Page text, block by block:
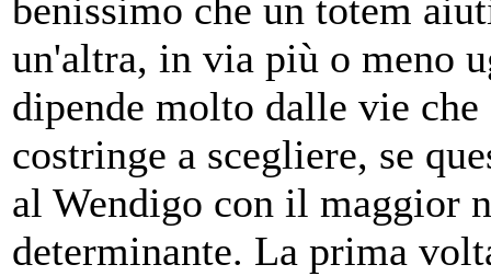
benissimo che un totem
un'altra, in via più o meno
dipende molto dalle vie
costringe a scegliere, se
al Wendigo con il maggior
determinante. La prima